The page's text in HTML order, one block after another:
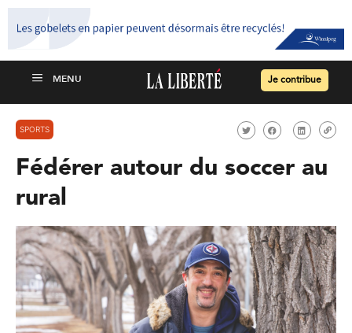
Je contribue
SPORTS
Fédérer autour du soccer au
rural